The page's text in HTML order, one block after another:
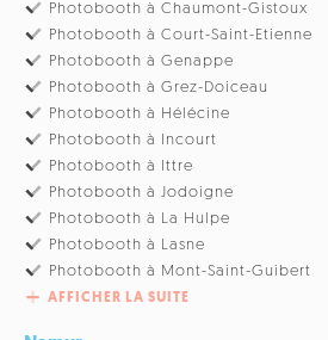
Photobooth à Chaumont-Gistoux
Photobooth à Court-Saint-Etienne
Photobooth à Genappe
Photobooth à Grez-Doiceau
Photobooth à Hélécine
Photobooth à Incourt
Photobooth à Ittre
Photobooth à Jodoigne
Photobooth à La Hulpe
Photobooth à Lasne
Photobooth à Mont-Saint-Guibert
AFFICHER LA SUITE